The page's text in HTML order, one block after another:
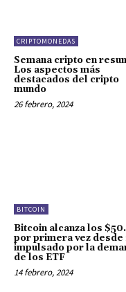
CRIPTOMONEDAS
Semana cripto en
Los aspectos más
destacados del cripto
mundo
26 febrero, 2024
BITCOIN
Bitcoin alcanza los
por primera vez desde
impulsado por la
de los ETF
14 febrero, 2024